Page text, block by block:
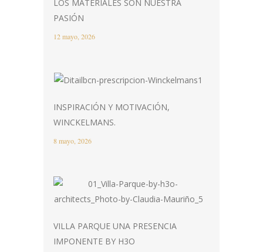
LOS MATERIALES SON NUESTRA
PASIÓN
12 mayo, 2026
INSPIRACIÓN Y MOTIVACIÓN,
WINCKELMANS.
8 mayo, 2026
VILLA PARQUE UNA PRESENCIA
IMPONENTE BY H3O